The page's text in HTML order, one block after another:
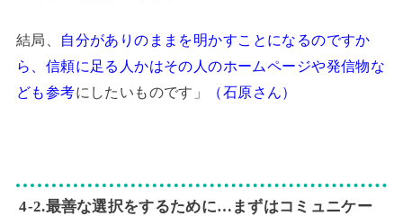
結局、 自分がありのままを明かすことになるのですか
ら、信頼に足る人かはその人のホームページや発信物な
ども参考に したいものです」 （石原さん）
4‐2.最善な選択をするために…まずはコミュニケー